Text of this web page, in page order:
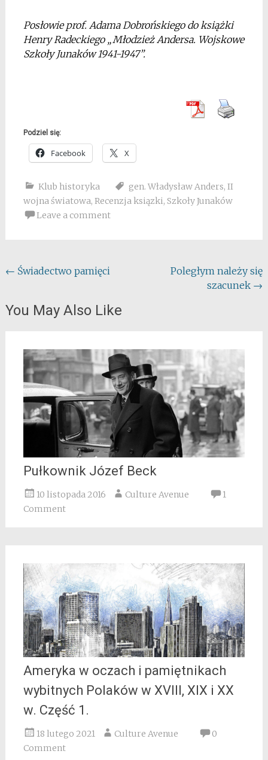
Posłowie prof. Adama Dobrońskiego do książki
Henry Radeckiego „Młodzież Andersa. Wojskowe
Szkoły Junaków 1941-1947”.
Podziel się:
Facebook X
Klub historyka gen. Władysław Anders, II
wojna światowa, Recenzja ksiązki, Szkoły Junaków
Leave a comment
Post
← Świadectwo pamięci
Poległym należy się
szacunek →
You May Also Like
Pułkownik Józef Beck
10 listopada 2016 Culture Avenue
1
Comment
Ameryka w oczach i pamiętnikach
wybitnych Polaków w XVIII, XIX i XX
w. Część 1.
18 lutego 2021 Culture Avenue
0
Comment